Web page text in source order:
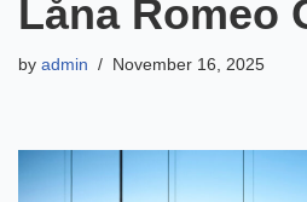
Låna Romeo
by admin November 16, 2025